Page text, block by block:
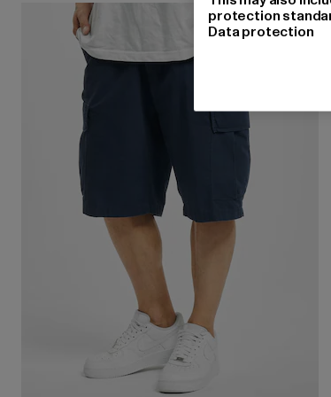
protection
Data protection